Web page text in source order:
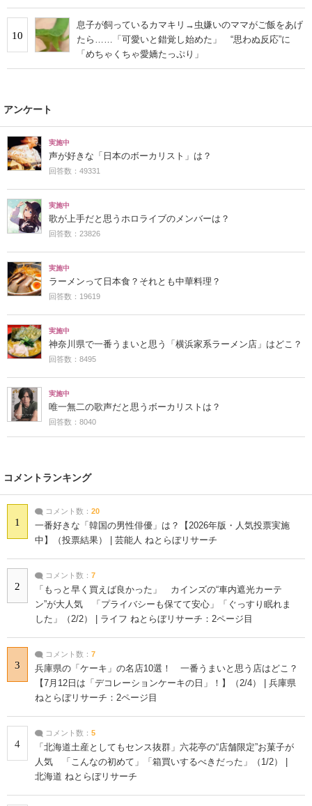
10
息子が飼っているカマキリ→虫嫌いのママがご飯をあげ
たら……「可愛いと錯覚し始めた」 “思わぬ反応”に
「めちゃくちゃ愛嬌たっぷり」
アンケート
実施中
声が好きな「日本のボーカリスト」は？
回答数：49331
実施中
歌が上手だと思うホロライブのメンバーは？
回答数：23826
実施中
ラーメンって日本食？それとも中華料理？
回答数：19619
実施中
神奈川県で一番うまいと思う「横浜家系ラーメン店」はどこ？
回答数：8495
実施中
唯一無二の歌声だと思うボーカリストは？
回答数：8040
コメントランキング
1
コメント数： 20
一番好きな「韓国の男性俳優」は？【2026年版・人気投票実施
中】（投票結果） | 芸能人 ねとらぼリサーチ
2
コメント数： 7
「もっと早く買えば良かった」 カインズの“車内遮光カーテ
ン”が大人気 「プライバシーも保てて安心」「ぐっすり眠れま
した」（2/2） | ライフ ねとらぼリサーチ：2ページ目
3
コメント数： 7
兵庫県の「ケーキ」の名店10選！ 一番うまいと思う店はどこ？
【7月12日は「デコレーションケーキの日」！】（2/4） | 兵庫県
ねとらぼリサーチ：2ページ目
4
コメント数： 5
「北海道土産としてもセンス抜群」六花亭の“店舗限定”お菓子が
人気 「こんなの初めて」「箱買いするべきだった」（1/2） |
北海道 ねとらぼリサーチ